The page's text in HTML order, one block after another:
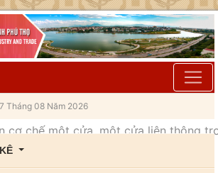
Tháng 08 Năm 2026
chế một cửa, một cửa liên thông